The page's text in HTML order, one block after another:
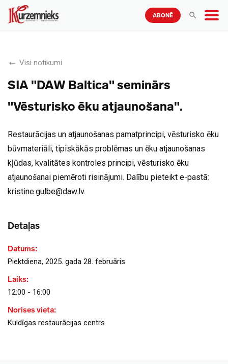
ABONĒ
Visi notikumi
SIA "DAW Baltica" seminārs
"Vēsturisko ēku atjaunošana".
Restaurācijas un atjaunošanas pamatprincipi, vēsturisko ēku
būvmateriāli, tipiskākās problēmas un ēku atjaunošanas
kļūdas, kvalitātes kontroles principi, vēsturisko ēku
atjaunošanai piemēroti risinājumi. Dalību pieteikt e-pastā:
kristine.gulbe@daw.lv.
Detaļas
Datums:
Piektdiena, 2025. gada 28. februāris
Laiks:
12:00 - 16:00
Norises vieta:
Kuldīgas restaurācijas centrs